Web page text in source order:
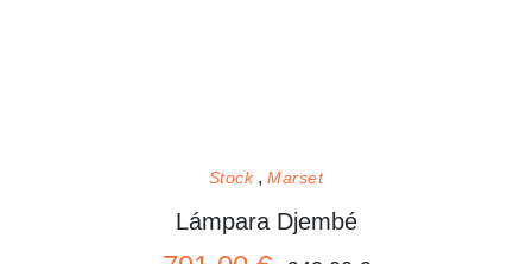
Stock Marset
Lámpara Djembé